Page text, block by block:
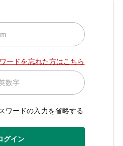
ードを忘れた方はこちら
ワードの入力を省略する
グイン